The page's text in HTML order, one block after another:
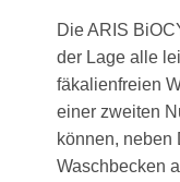
Die ARIS
der Lage alle
fäkalienfreien
einer zweiten
können, neben
Waschbecken